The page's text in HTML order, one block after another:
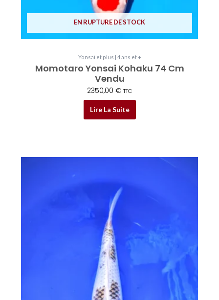
EN RUPTURE DE STOCK
Yonsai et plus | 4 ans et +
Momotaro Yonsai Kohaku 74 Cm
Vendu
2350,00 € TTC
Lire La Suite